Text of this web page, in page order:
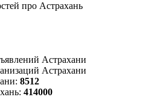
про Астрахань
Астрахани
Астрахани
8512
414000